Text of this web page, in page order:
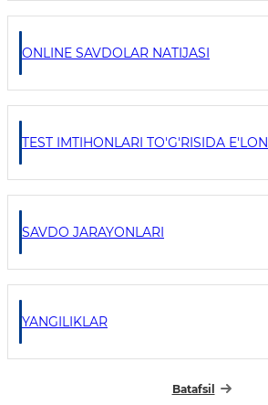
ONLINE SAVDOLAR NATIJASI
TEST IMTIHONLARI TO'G'RISIDA E'LON
SAVDO JARAYONLARI
YANGILIKLAR
Batafsil